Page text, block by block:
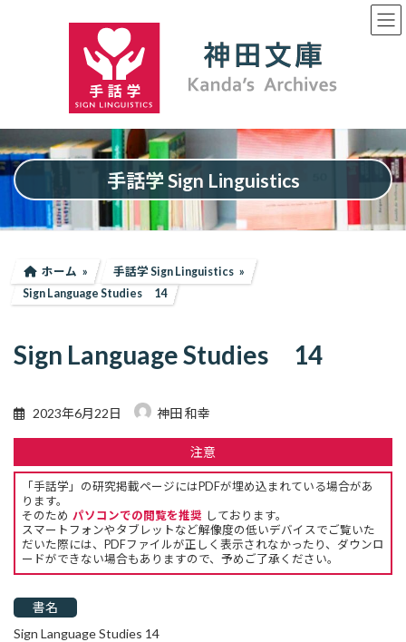
ッ
プ
移
動
手話学 Sign Linguistics
ホーム
手話学 Sign Linguistics
Sign Language Studies 14
Sign Language Studies 14
2023年6月22日 神田 和幸
注意
「手話学」の研究掲載ページにはPDFが埋め込まれている場合があ
ります。
そのため パソコンでの閲覧を推奨 しております。
スマートフォンやタブレットなど解像度の低いデバイスでご覧いた
だいた際には、PDFファイルが正しく表示されなかったり、ダウンロ
ードができない場合もありますので、予めご了承ください。
書名
Sign Language Studies 14